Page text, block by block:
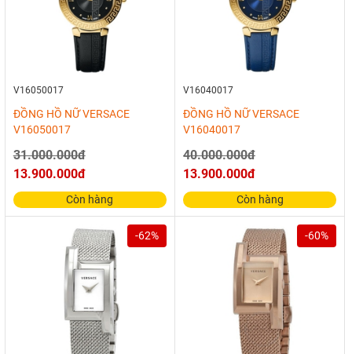
V16050017
ĐỒNG HỒ NỮ VERSACE
V16050017
31.000.000đ
13.900.000đ
Còn hàng
V16040017
ĐỒNG HỒ NỮ VERSACE
V16040017
40.000.000đ
13.900.000đ
Còn hàng
-62% -60%